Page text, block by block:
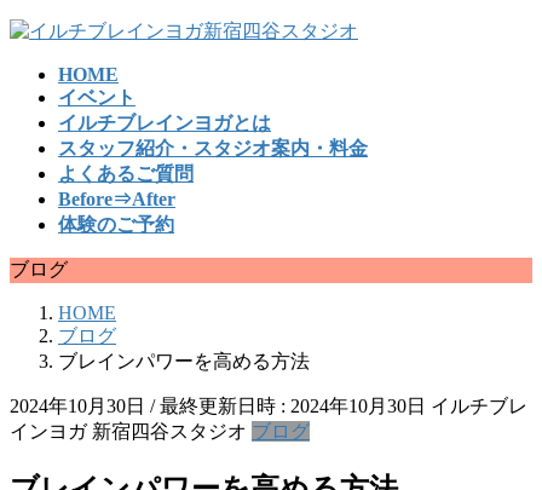
コ
プ
ナ
動
HOME
イベント
イルチブレインヨガとは
スタッフ紹介・スタジオ案内・料金
よくあるご質問
Before⇒After
体験のご予約
ブログ
HOME
ブログ
ブレインパワーを高める方法
2024年10月30日 / 最終更新日時 : 2024年10月30日 イルチブレ
インヨガ 新宿四谷スタジオ ブログ